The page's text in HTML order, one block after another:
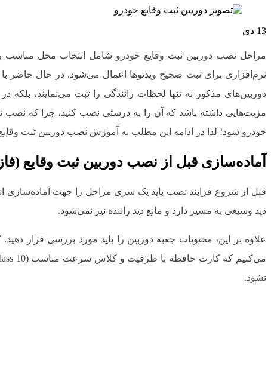
13 دی
مراحل نصب دوربین ثبت وقایع خودرو شامل انتخاب محل مناسب
نرم‌افزاری برای ثبت صحیح ویدئوها اعمال می‌شود. در حال
دوربین‌های مذکور نه تنها لحظات رانندگی را ثبت می‌نمایند، بلکه
مزیت‌هایی داشته باشد که آن را به درستی نصب کنید، چرا که نصب
خودرو شود؛ لذا در ادامه این مطلب به آموزش نصب دوربین ثبت
آماده‌سازی قبل از نصب دوربین ثبت وقایع
قبل از شروع فرایند نصب باید یک سری مراحل را جهت آماده‌سازی
دید وسیعی به مسیر دارد و مانع دید راننده نیز نمی‌شود.
نشود.